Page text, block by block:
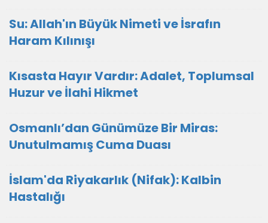
Su: Allah'ın Büyük Nimeti ve İsrafın
Haram Kılınışı
Kısasta Hayır Vardır: Adalet, Toplumsal
Huzur ve İlahi Hikmet
Osmanlı’dan Günümüze Bir Miras:
Unutulmamış Cuma Duası
İslam'da Riyakarlık (Nifak): Kalbin
Hastalığı